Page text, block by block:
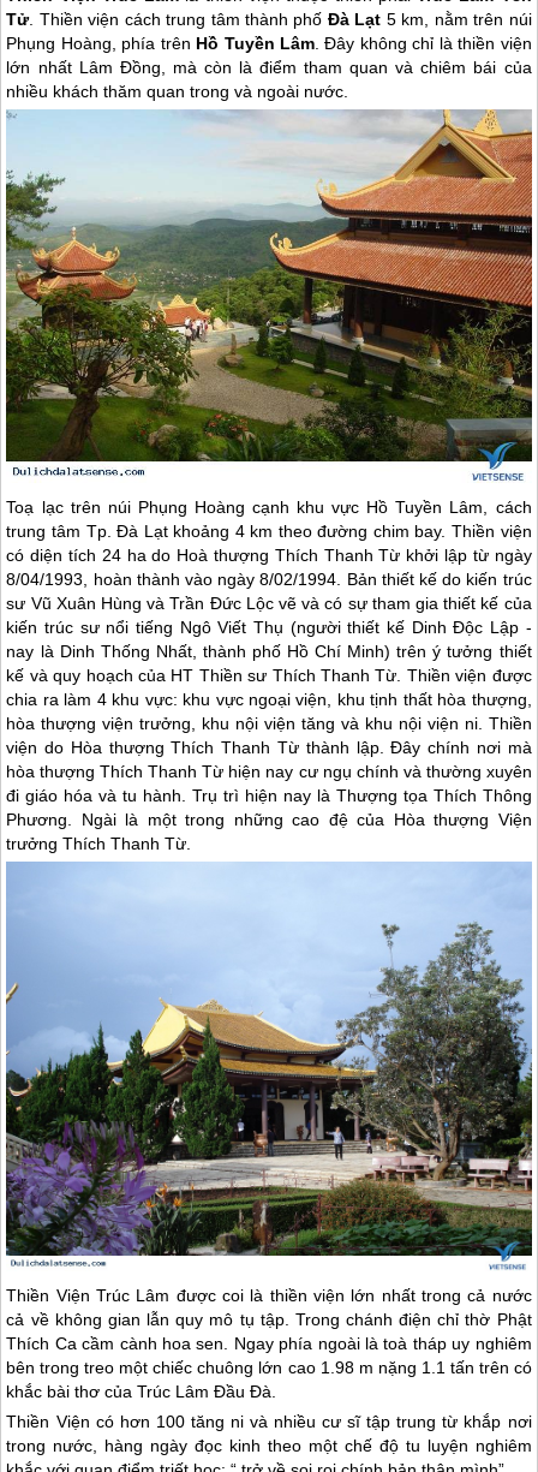
Tử. Thiền viện cách trung tâm thành phố Đà Lạt 5 km, nằm trên núi
Phụng Hoàng, phía trên Hồ Tuyền Lâm. Đây không chỉ là thiền viện
lớn nhất Lâm Đồng, mà còn là điểm tham quan và chiêm bái của
nhiều khách thăm quan trong và ngoài nước.
Toạ lạc trên núi Phụng Hoàng cạnh khu vực Hồ Tuyền Lâm, cách
trung tâm Tp. Ðà Lạt khoảng 4 km theo đường chim bay. Thiền viện
có diện tích 24 ha do Hoà thượng Thích Thanh Từ khởi lập từ ngày
8/04/1993, hoàn thành vào ngày 8/02/1994. Bản thiết kế do kiến trúc
sư Vũ Xuân Hùng và Trần Đức Lộc vẽ và có sự tham gia thiết kế của
kiến trúc sư nổi tiếng Ngô Viết Thụ (người thiết kế Dinh Độc Lập -
nay là Dinh Thống Nhất, thành phố Hồ Chí Minh) trên ý tưởng thiết
kế và quy hoạch của HT Thiền sư Thích Thanh Từ. Thiền viện được
chia ra làm 4 khu vực: khu vực ngoại viện, khu tịnh thất hòa thượng,
hòa thượng viện trưởng, khu nội viện tăng và khu nội viện ni. Thiền
viện do Hòa thượng Thích Thanh Từ thành lập. Đây chính nơi mà
hòa thượng Thích Thanh Từ hiện nay cư ngụ chính và thường xuyên
đi giáo hóa và tu hành. Trụ trì hiện nay là Thượng tọa Thích Thông
Phương. Ngài là một trong những cao đệ của Hòa thượng Viện
trưởng Thích Thanh Từ.
Thiền Viện Trúc Lâm được coi là thiền viện lớn nhất trong cả nước
cả về không gian lẫn quy mô tụ tập. Trong chánh điện chỉ thờ Phật
Thích Ca cầm cành hoa sen. Ngay phía ngoài là toà tháp uy nghiêm
bên trong treo một chiếc chuông lớn cao 1.98 m nặng 1.1 tấn trên có
khắc bài thơ của Trúc Lâm Ðầu Ðà.
Thiền Viện có hơn 100 tăng ni và nhiều cư sĩ tập trung từ khắp nơi
trong nước, hàng ngày đọc kinh theo một chế độ tu luyện nghiêm